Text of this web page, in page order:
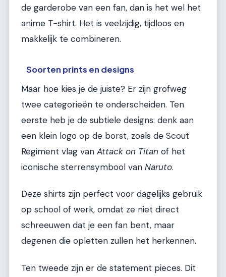
de garderobe van een fan, dan is het wel het
anime T-shirt. Het is veelzijdig, tijdloos en
makkelijk te combineren.
Soorten prints en designs
Maar hoe kies je de juiste? Er zijn grofweg
twee categorieën te onderscheiden. Ten
eerste heb je de subtiele designs: denk aan
een klein logo op de borst, zoals de Scout
Regiment vlag van Attack on Titan of het
iconische sterrensymbool van Naruto.
Deze shirts zijn perfect voor dagelijks gebruik
op school of werk, omdat ze niet direct
schreeuwen dat je een fan bent, maar
degenen die opletten zullen het herkennen.
Ten tweede zijn er de statement pieces. Dit